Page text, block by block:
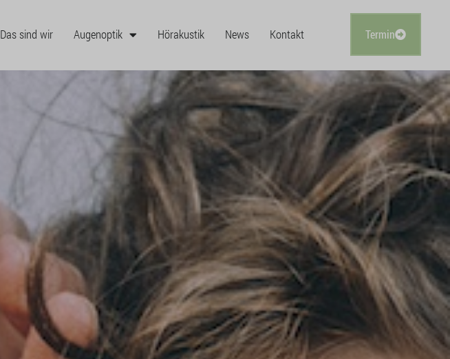
Das sind wir Augenoptik Hörakustik News Kontakt Termin